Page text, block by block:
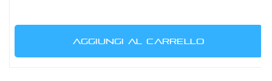
AGGIUNGI AL CARRELLO